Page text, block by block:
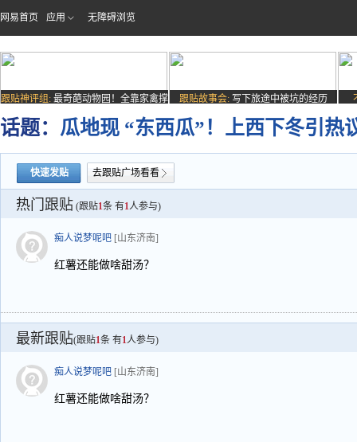
网易首页 应用 无障碍浏览
跟贴神评组: 最奇葩动物园！全靠家禽撑
场子
跟贴故事会: 写下旅途中被坑的经历
话题： 瓜地现 “东西瓜”！上西下冬引热
快速发贴 去跟贴广场看看
热门跟贴 (跟贴1条 有1人参与)
痴人说梦呢吧 [山东济南]
红薯还能做啥甜汤？
最新跟贴(跟贴1条 有1人参与)
痴人说梦呢吧 [山东济南]
红薯还能做啥甜汤？